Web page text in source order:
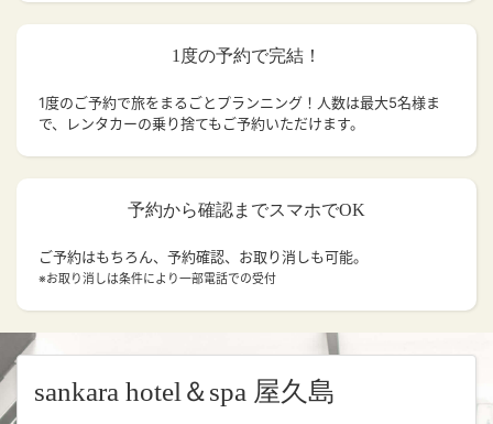
1度の予約で完結！
1度のご予約で旅をまるごとプランニング！人数は最大5名様ま
で、レンタカーの乗り捨てもご予約いただけます。
予約から確認までスマホでOK
ご予約はもちろん、予約確認、お取り消しも可能。
※お取り消しは条件により一部電話での受付
sankara hotel＆spa 屋久島